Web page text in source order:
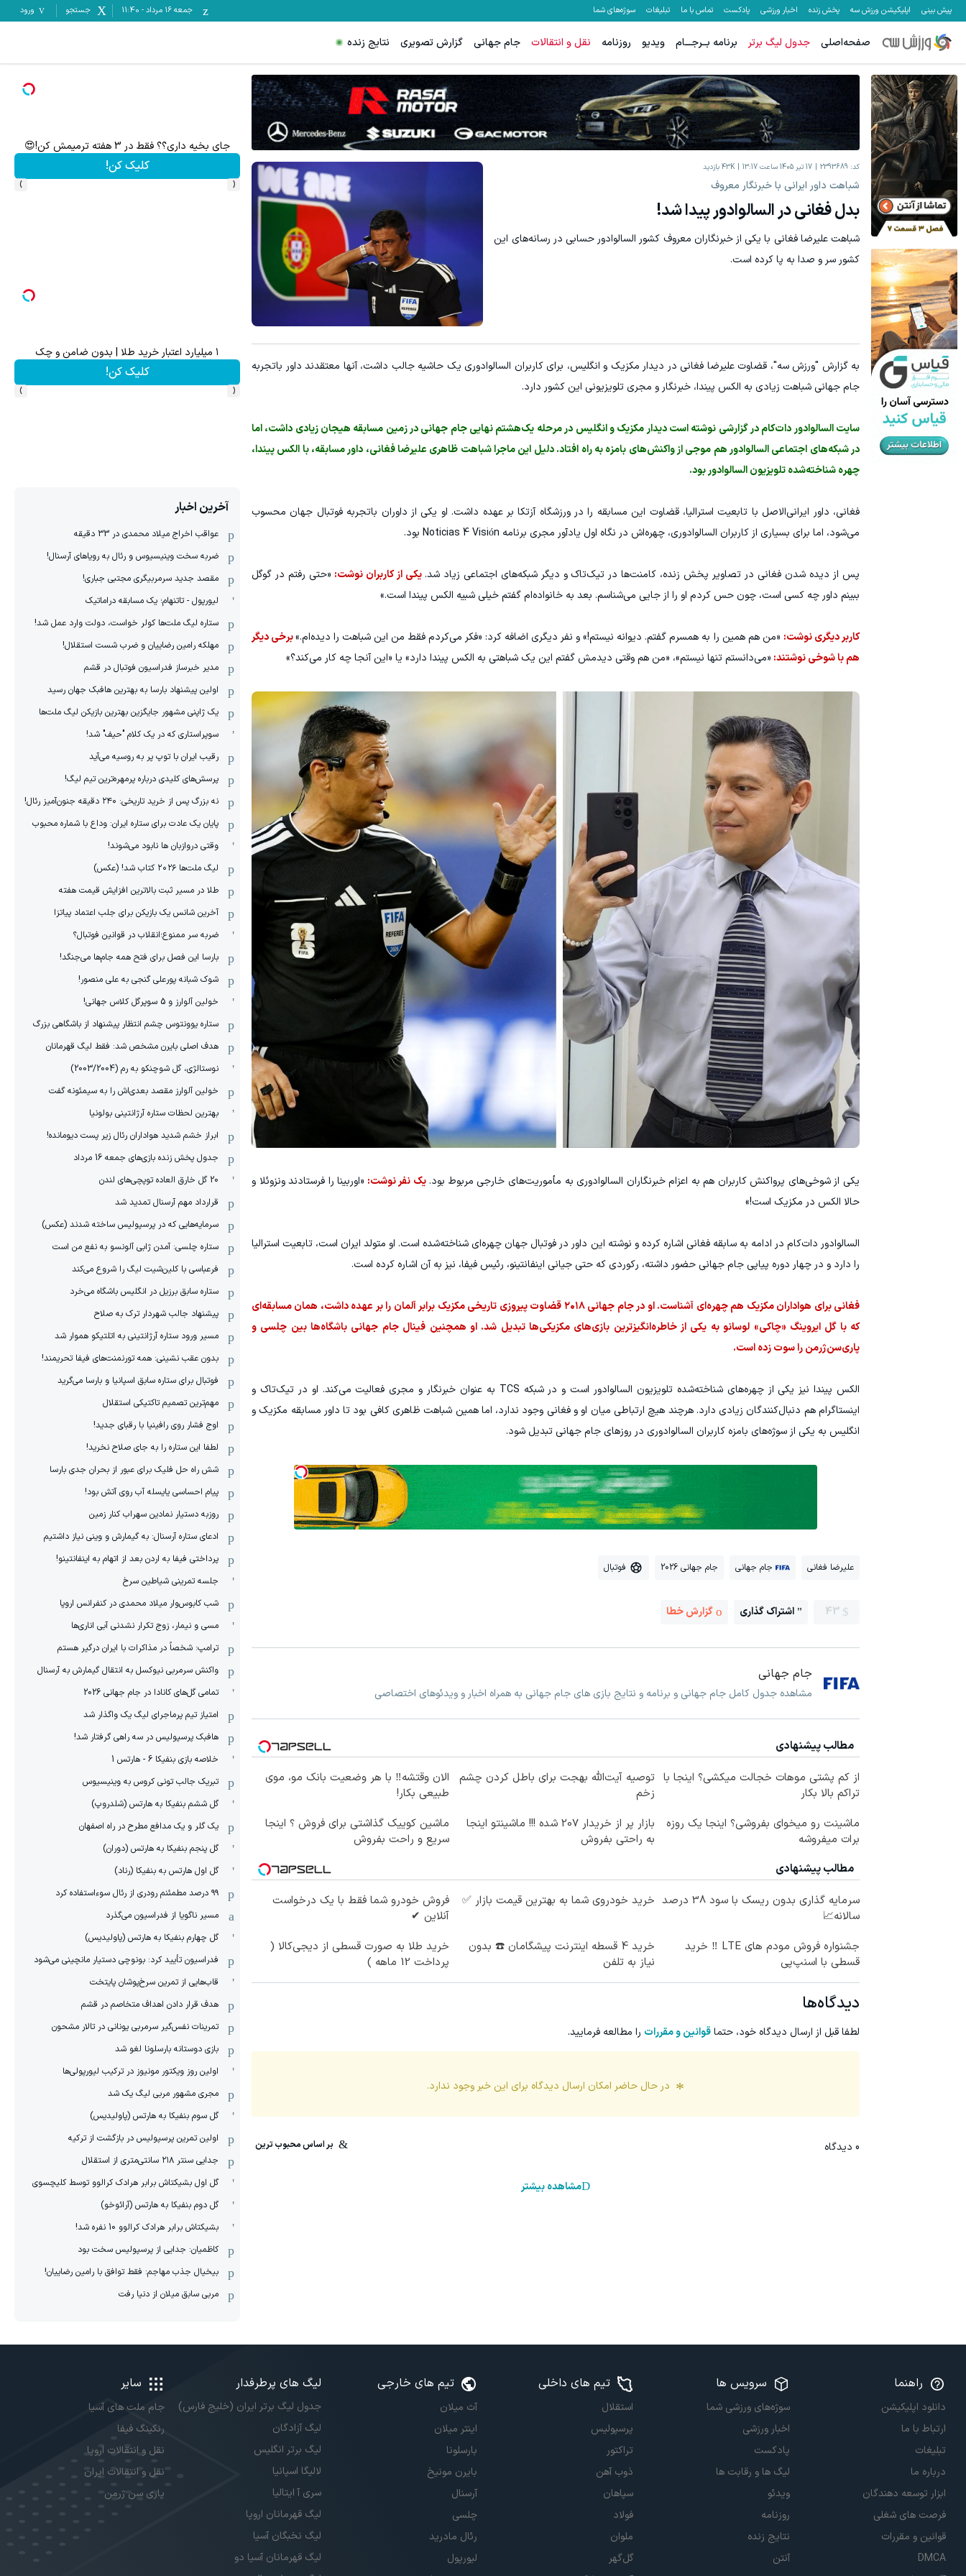
پیش بینی اپلیکیشن ورزش سه پخش زنده اخبار ورزشی پادکست تماس با ما تبلیغات سوژه‌های شما جمعه ۱۶ مرداد -
11:40 جستجو ورود
صفحه‌اصلی جدول لیگ برتر برنامه بــرجـــام ویدیو روزنامه نقل و انتقالات جام جهانی گزارش تصویری نتایج زنده
کد: 2393689 17 تیر 1405 ساعت 13:17 43K بازدید
شباهت داور ایرانی با خبرنگار معروف
بدل فغانی در السالوادور پیدا شد!
شباهت علیرضا فغانی با یکی از خبرنگاران معروف کشور السالوادور حسابی در رسانه‌های این
کشور سر و صدا به پا کرده است.
به گزارش "ورزش سه"، قضاوت علیرضا فغانی در دیدار مکزیک و انگلیس، برای کاربران السالوادوری یک حاشیه جالب داشت، آنها معتقدند داور باتجربه
جام جهانی شباهت زیادی به الکس پیندا، خبرنگار و مجری تلویزیونی این کشور دارد.
سایت السالوادور دات‌کام در گزارشی نوشته است دیدار مکزیک و انگلیس در مرحله یک‌هشتم نهایی جام جهانی در زمین مسابقه هیجان زیادی داشت، اما
در شبکه‌های اجتماعی السالوادور هم موجی از واکنش‌های بامزه به راه افتاد. دلیل این ماجرا شباهت ظاهری علیرضا فغانی، داور مسابقه، با الکس پیندا،
چهره شناخته‌شده تلویزیون السالوادور بود.
فغانی، داور ایرانی‌الاصل با تابعیت استرالیا، قضاوت این مسابقه را در ورزشگاه آزتکا بر عهده داشت. او یکی از داوران باتجربه فوتبال جهان محسوب
می‌شود، اما برای بسیاری از کاربران السالوادوری، چهره‌اش در نگاه اول یادآور مجری برنامه Noticias 4 Visión بود.
پس از دیده شدن فغانی در تصاویر پخش زنده، کامنت‌ها در تیک‌تاک و دیگر شبکه‌های اجتماعی زیاد شد.یکی از کاربران نوشت: «حتی رفتم در گوگل
ببینم داور چه کسی است، چون حس کردم او را از جایی می‌شناسم. بعد به خانواده‌ام گفتم خیلی شبیه الکس پیندا است.»
کاربر دیگری نوشت: «من هم همین را به همسرم گفتم. دیوانه نیستم!» و نفر دیگری اضافه کرد: «فکر می‌کردم فقط من این شباهت را دیده‌ام.»برخی دیگر
هم با شوخی نوشتند: «می‌دانستم تنها نیستم»، «من هم وقتی دیدمش گفتم این یک شباهتی به الکس پیندا دارد» یا «این آنجا چه کار می‌کند؟»
یکی از شوخی‌های پرواکنش کاربران هم به اعزام خبرنگاران السالوادوری به مأموریت‌های خارجی مربوط بود.یک نفر نوشت: «اوربینا را فرستادند ونزوئلا و
حالا الکس در مکزیک است!»
السالوادور دات‌کام در ادامه به سابقه فغانی اشاره کرده و نوشته این داور در فوتبال جهان چهره‌ای شناخته‌شده است. او متولد ایران است، تابعیت استرالیا
را دارد و در چهار دوره پیاپی جام جهانی حضور داشته، رکوردی که حتی جیانی اینفانتینو، رئیس فیفا، نیز به آن اشاره کرده است.
فغانی برای هواداران مکزیک هم چهره‌ای آشناست. او در جام جهانی ۲۰۱۸ قضاوت پیروزی تاریخی مکزیک برابر آلمان را بر عهده داشت، همان مسابقه‌ای
که با گل ایروینگ «چاکی» لوسانو به یکی از خاطره‌انگیزترین بازی‌های مکزیکی‌ها تبدیل شد. او همچنین فینال جام جهانی باشگاه‌ها بین چلسی و
پاری‌سن‌ژرمن را سوت زده است.
الکس پیندا نیز یکی از چهره‌های شناخته‌شده تلویزیون السالوادور است و در شبکه TCS به عنوان خبرنگار و مجری فعالیت می‌کند. او در تیک‌تاک و
اینستاگرام هم دنبال‌کنندگان زیادی دارد. هرچند هیچ ارتباطی میان او و فغانی وجود ندارد، اما همین شباهت ظاهری کافی بود تا داور مسابقه مکزیک و
انگلیس به یکی از سوژه‌های بامزه کاربران السالوادوری در روزهای جام جهانی تبدیل شود.
علیرضا فغانی جام جهانی جام جهانی 2026 فوتبال
43 اشتراک گذاری گزارش خطا
جام جهانی
مشاهده جدول کامل جام جهانی و برنامه و نتایج بازی های جام جهانی به همراه اخبار و ویدئوهای اختصاصی
مطالب پیشنهادی
از کم پشتی موهات خجالت میکشی؟ اینجا با
تراکم بالا بکار
توصیه آیت‌الله بهجت برای باطل کردن چشم
زخم
الان وقتشه‼️ با هر وضعیت بانک مو، موی
طبیعی بکار!
ماشینت رو میخوای بفروشی؟ اینجا یک روزه
برات میفروشه
بازار پر از خریدار 207 شده !!! ماشینتو اینجا
به راحتی بفروش
ماشین کوییک گذاشتی برای فروش ؟ اینجا
سریع و راحت بفروش
مطالب پیشنهادی
سرمایه گذاری بدون ریسک با سود 38 درصد
سالانه📈
خرید خودروی شما به بهترین قیمت بازار ✅
فروش خودرو شما فقط با یک درخواست
آنلاین ✔
جشنواره فروش مودم های LTE ‼️ خرید
قسطی با اسنپ‌پی
خرید 4 قسطه اینترنت پیشگامان ☎️ بدون
نیاز به تلفن
خرید طلا به صورت قسطی از دیجی‌کالا (
پرداخت 12 ماهه )
دیدگاه‌ها
لطفا قبل از ارسال دیدگاه خود، حتماقوانین و مقررات را مطالعه فرمایید.
در حال حاضر امکان ارسال دیدگاه برای این خبر وجود ندارد.
0 دیدگاه
مشاهده بیشتر
جای بخیه داری؟؟ فقط در 3 هفته ترمیمش کن!😍
کلیک کن!
‹
›
۱ میلیارد اعتبار خرید طلا | بدون ضامن و چک
کلیک کن!
‹
›
آخرین اخبار
عواقب اخراج میلاد محمدی در 33 دقیقه
ضربه سخت وینیسیوس و رئال به رویاهای آرسنال!
مقصد جدید سرمربیگری مجتبی جباری!
لیورپول - تاتنهام؛ یک مسابقه دراماتیک
ستاره لیگ ملت‌ها کولر خواست، دولت وارد عمل شد!
مهلکه رامین رضاییان و ضرب شست استقلال!
مدیر خبرساز فدراسیون فوتبال در قشم
اولین پیشنهاد بارسا به بهترین هافبک جهان رسید
یک ژاپنی مشهور جایگزین بهترین بازیکن لیگ ملت‌ها
سوپراستاری که در یک کلام "حیف" شد!
رقیب ایران با توپ پر به روسیه می‌آید
پرسش‌های کلیدی درباره پرمهره‌ترین تیم لیگ!
نه بزرگ پس از خرید تاریخی: ۲۴۰ دقیقه جنون‌آمیز رئال!
پایان یک عادت برای ستاره ایران: وداع با شماره محبوب
وقتی دروازبان ها نابود می‌شوند!
لیگ ملت‌ها ٢٠٢۶ کتاب شد! (عکس)
طلا در مسیر ثبت بالاترین افزایش قیمت هفته
آخرین شانس یک بازیکن برای جلب اعتماد پیاتزا
ضربه سر ممنوع؛انقلاب در قوانین فوتبال؟
بارسا این فصل برای فتح همه جام‌ها می‌جنگد!
شوک شبانه پورعلی گنجی به علی منصور!
خولین آلوارز و 5 سوپرگل کلاس جهانی!
ستاره یوونتوس چشم انتظار پیشنهاد از باشگاهی بزرگ
هدف اصلی بایرن مشخص شد: فقط لیگ قهرمانان
نوستالژی، گل شوچنکو به رم (2003/2004)
خولین آلوارز مقصد بعدی‌اش را به سیمئونه گفت
بهترین لحظات ستاره آرژانتینی بولونیا
ابراز خشم شدید هواداران رئال زیر پست دیومانده!
جدول پخش زنده بازی‌های جمعه 16 مرداد
20 گل خارق العاده توپچی‌های لندن
قرارداد مهم آرسنال تمدید شد
سرمایه‌هایی که در پرسپولیس ساخته شدند (عکس)
ستاره چلسی: آمدن ژابی آلونسو به نفع من است
فرعباسی با کلین‌شیت لیگ را شروع می‌کند
ستاره سابق برزیل در انگلیس باشگاه می‌خرد
پیشنهاد جالب شهردار ترک به صلاح
مسیر ورود ستاره آرژانتینی به اتلتیکو هموار شد
بدون عقب نشینی: همه تورنمنت‌های فیفا تحریمند!
فوتبال برای ستاره سابق اسپانیا و بارسا می‌گرید
مهم‌ترین تصمیم تاکتیکی استقلال
اوج فشار روی رافینیا با رقبای جدید!
لطفا این ستاره را به جای صلاح نخرید!
شش راه حل فلیک برای عبور از بحران جدی بارسا
پیام احساسی یایسله آب روی آتش بود!
روزبه دستیار نمادین سهراب کنار زمین
ادعای ستاره آرسنال: به گیمارش و وینی نیاز داشتیم
پرداختی فیفا به اردن بعد از اتهام به اینفانتینو!
جلسه تمرینی شیاطین سرخ
شب کابوس‌وار میلاد محمدی در کنفرانس اروپا
مسی و نیمار، زوج تکرار نشدنی آبی اناری‌ها
ترامپ: شخصاً در مذاکرات با ایران درگیر هستم
واکنش سرمربی نیوکسل به انتقال گیمارش به آرسنال
تمامی گل‌های کانادا در جام جهانی 2026
امتیاز تیم پرماجرای لیگ یک واگذار شد
هافبک پرسپولیس در سه راهی گرفتار شد!
خلاصه بازی بنفیکا 6 - هارتس 1
تبریک جالب تونی کروس به وینیسیوس
گل ششم بنفیکا به هارتس (شلدروپ)
یک گلر و یک مدافع مطرح در راه اصفهان
گل پنجم بنفیکا به هارتس (دوران)
گل اول هارتس به بنفیکا (رناد)
۹۹ درصد مطمئنم رودری از رئال سوءاستفاده کرد
مسیر ناگویا از فدراسیون می‌گذرد
گل چهارم بنفیکا به هارتس (پاولیدیس)
فدراسیون تأیید کرد: بونوچی دستیار مانچینی می‌شود
قاب‌هایی از تمرین سرخ‌پوشان پایتخت
هدف قرار دادن اهداف متخاصم در قشم
‏تمرینات نفس‌گیر سرمربی یونانی در تالار مشحون
بازی دوستانه بارسلونا لغو شد
اولین روز ویکتور مونیوز در ترکیب لیورپولی‌ها
مجری مشهور مربی لیگ یک شد
گل سوم بنفیکا به هارتس (پاولیدیس)
اولین تمرین پرسپولیس در بازگشت از ترکیه
جدایی سنتر ۲۱۸ سانتی‌متری از استقلال
گل اول بشیکتاش برابر هرادک کرالوو توسط کلیچسوی
گل دوم بنفیکا به هارتس (آرائوخو)
بشیکتاش برابر هرادک کرالوو 10 نفره شد!
کاظمیان: جدایی از پرسپولیس سخت بود
بیخیال جذب مهاجم: فقط توافق با رامین رضاییان!
مربی سابق میلان از دنیا رفت
راهنما
دانلود اپلیکیشن
ارتباط با ما
تبلیغات
درباره ما
ابزار توسعه دهندگان
فرصت های شغلی
قوانین و مقررات
DMCA
سرویس ها
سوژه‌های ورزشی شما
اخبار ورزشی
پادکست
لیگ ها و رقابت ها
ویدئو
روزنامه
نتایج زنده
آنتن
تیم های داخلی
استقلال
پرسپولیس
تراکتور
ذوب آهن
سپاهان
فولاد
ملوان
گل‌گهر
تیم های خارجی
آث میلان
اینتر میلان
بارسلونا
بایرن مونیخ
آرسنال
چلسی
رئال مادرید
لیورپول
لیگ های پرطرفدار
جدول لیگ برتر ایران (خلیج فارس)
لیگ آزادگان
لیگ برتر انگلیس
لالیگا اسپانیا
سری آ ایتالیا
لیگ قهرمانان اروپا
لیگ نخبگان آسیا
لیگ قهرمانان آسیا دو
سایر
جام ملت های آسیا
رنکینگ فیفا
نقل و انتقالات اروپا
نقل و انتقالات ایران
پاری سن ژرمن